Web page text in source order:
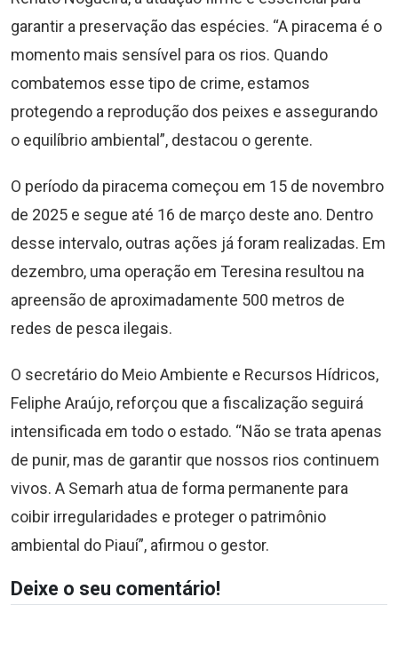
garantir a preservação das espécies. “A piracema é o
momento mais sensível para os rios. Quando
combatemos esse tipo de crime, estamos
protegendo a reprodução dos peixes e assegurando
o equilíbrio ambiental”, destacou o gerente.
O período da piracema começou em 15 de novembro
de 2025 e segue até 16 de março deste ano. Dentro
desse intervalo, outras ações já foram realizadas. Em
dezembro, uma operação em Teresina resultou na
apreensão de aproximadamente 500 metros de
redes de pesca ilegais.
O secretário do Meio Ambiente e Recursos Hídricos,
Feliphe Araújo, reforçou que a fiscalização seguirá
intensificada em todo o estado. “Não se trata apenas
de punir, mas de garantir que nossos rios continuem
vivos. A Semarh atua de forma permanente para
coibir irregularidades e proteger o patrimônio
ambiental do Piauí”, afirmou o gestor.
Deixe o seu comentário!